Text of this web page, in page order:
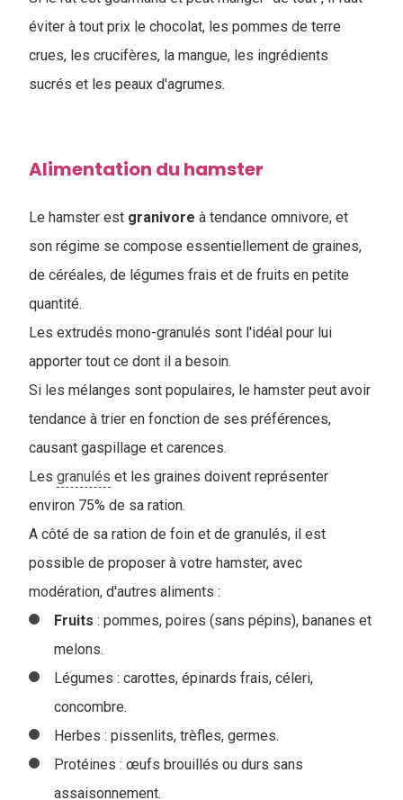
éviter à tout prix le chocolat, les pommes de terre
crues, les crucifères, la mangue, les ingrédients
sucrés et les peaux d'agrumes.
Alimentation du hamster
Le hamster est granivore à tendance omnivore, et
son régime se compose essentiellement de graines,
de céréales, de légumes frais et de fruits en petite
quantité.
Les extrudés mono-granulés sont l'idéal pour lui
apporter tout ce dont il a besoin.
Si les mélanges sont populaires, le hamster peut avoir
tendance à trier en fonction de ses préférences,
causant gaspillage et carences.
Les granulés et les graines doivent représenter
environ 75% de sa ration.
A côté de sa ration de foin et de granulés, il est
possible de proposer à votre hamster, avec
modération, d'autres aliments :
Fruits : pommes, poires (sans pépins), bananes et
melons.
Légumes : carottes, épinards frais, céleri,
concombre.
Herbes : pissenlits, trèfles, germes.
Protéines : œufs brouillés ou durs sans
assaisonnement.